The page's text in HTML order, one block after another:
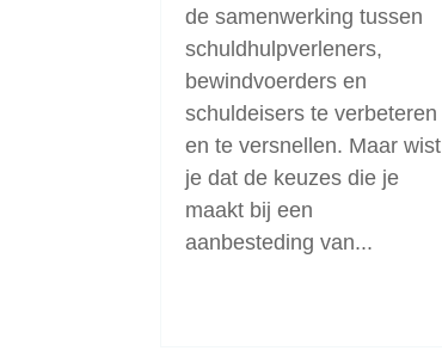
de samenwerking tussen
schuldhulpverleners,
bewindvoerders en
schuldeisers te verbeteren
en te versnellen. Maar wist
je dat de keuzes die je
maakt bij een
aanbesteding van...